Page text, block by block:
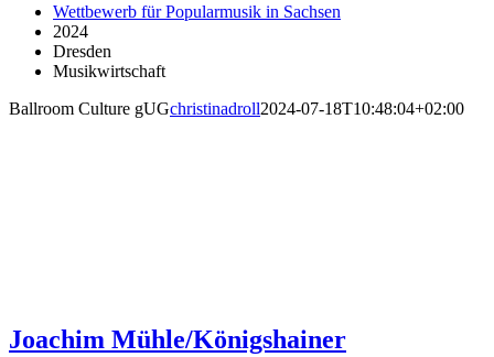
Wettbewerb für Popularmusik in Sachsen
2024
Dresden
Musikwirtschaft
Ballroom Culture gUGchristinadroll2024-07-18T10:48:04+02:00
Joachim Mühle/Königshainer